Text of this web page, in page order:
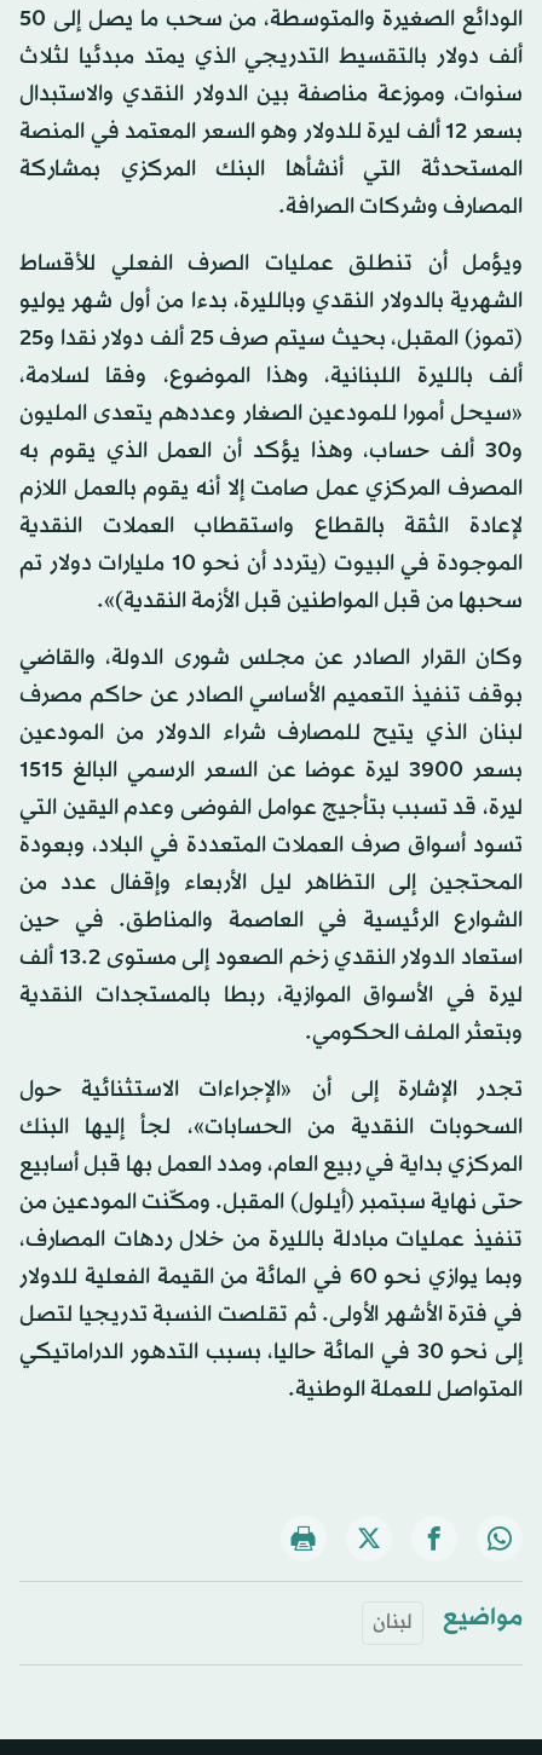
الودائع الصغيرة والمتوسطة، من سحب ما يصل إلى 50
ألف دولار بالتقسيط التدريجي الذي يمتد مبدئيا لثلاث
سنوات، وموزعة مناصفة بين الدولار النقدي والاستبدال
بسعر 12 ألف ليرة للدولار وهو السعر المعتمد في المنصة
المستحدثة التي أنشأها البنك المركزي بمشاركة
المصارف وشركات الصرافة.
ويؤمل أن تنطلق عمليات الصرف الفعلي للأقساط
الشهرية بالدولار النقدي وبالليرة، بدءا من أول شهر يوليو
(تموز) المقبل، بحيث سيتم صرف 25 ألف دولار نقدا و25
ألف بالليرة اللبنانية، وهذا الموضوع، وفقا لسلامة،
«سيحل أمورا للمودعين الصغار وعددهم يتعدى المليون
و30 ألف حساب، وهذا يؤكد أن العمل الذي يقوم به
المصرف المركزي عمل صامت إلا أنه يقوم بالعمل اللازم
لإعادة الثقة بالقطاع واستقطاب العملات النقدية
الموجودة في البيوت (يتردد أن نحو 10 مليارات دولار تم
سحبها من قبل المواطنين قبل الأزمة النقدية)».
وكان القرار الصادر عن مجلس شورى الدولة، والقاضي
بوقف تنفيذ التعميم الأساسي الصادر عن حاكم مصرف
لبنان الذي يتيح للمصارف شراء الدولار من المودعين
بسعر 3900 ليرة عوضا عن السعر الرسمي البالغ 1515
ليرة، قد تسبب بتأجيج عوامل الفوضى وعدم اليقين التي
تسود أسواق صرف العملات المتعددة في البلاد، وبعودة
المحتجين إلى التظاهر ليل الأربعاء وإقفال عدد من
الشوارع الرئيسية في العاصمة والمناطق. في حين
استعاد الدولار النقدي زخم الصعود إلى مستوى 13.2 ألف
ليرة في الأسواق الموازية، ربطا بالمستجدات النقدية
وبتعثر الملف الحكومي.
تجدر الإشارة إلى أن «الإجراءات الاستثنائية حول
السحوبات النقدية من الحسابات»، لجأ إليها البنك
المركزي بداية في ربيع العام، ومدد العمل بها قبل أسابيع
حتى نهاية سبتمبر (أيلول) المقبل. ومكّنت المودعين من
تنفيذ عمليات مبادلة بالليرة من خلال ردهات المصارف،
وبما يوازي نحو 60 في المائة من القيمة الفعلية للدولار
في فترة الأشهر الأولى. ثم تقلصت النسبة تدريجيا لتصل
إلى نحو 30 في المائة حاليا، بسبب التدهور الدراماتيكي
المتواصل للعملة الوطنية.
مواضيع لبنان